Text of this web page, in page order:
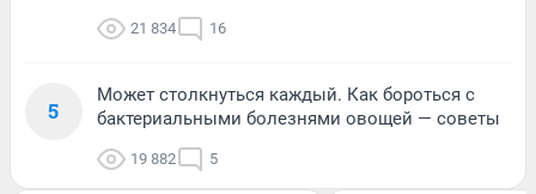
21 834 16
5
Может столкнуться каждый. Как бороться с
бактериальными болезнями овощей — советы
19 882 5